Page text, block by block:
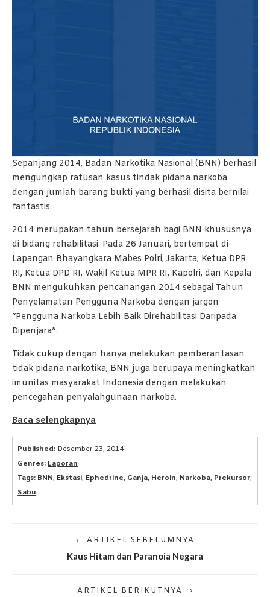
Sepanjang 2014, Badan Narkotika Nasional (BNN) berhasil
mengungkap ratusan kasus tindak pidana narkoba
dengan jumlah barang bukti yang berhasil disita bernilai
fantastis.
2014 merupakan tahun bersejarah bagi BNN khususnya
di bidang rehabilitasi. Pada 26 Januari, bertempat di
Lapangan Bhayangkara Mabes Polri, Jakarta, Ketua DPR
RI, Ketua DPD RI, Wakil Ketua MPR RI, Kapolri, dan Kepala
BNN mengukuhkan pencanangan 2014 sebagai Tahun
Penyelamatan Pengguna Narkoba dengan jargon
“Pengguna Narkoba Lebih Baik Direhabilitasi Daripada
Dipenjara”.
Tidak cukup dengan hanya melakukan pemberantasan
tidak pidana narkotika, BNN juga berupaya meningkatkan
imunitas masyarakat Indonesia dengan melakukan
pencegahan penyalahgunaan narkoba.
Baca selengkapnya
Published: Desember 23, 2014
Genres: Laporan
Tags: BNN, Ekstasi, Ephedrine, Ganja, Heroin, Narkoba, Prekursor,
Sabu
ARTIKEL SEBELUMNYA
Kaus Hitam dan Paranoia Negara
ARTIKEL BERIKUTNYA